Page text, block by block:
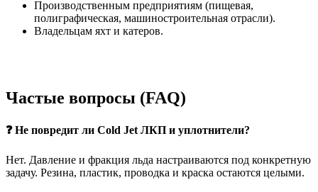
Производственным предприятиям (пищевая,
полиграфическая, машиностроительная отрасли).
Владельцам яхт и катеров.
Частые вопросы (FAQ)
❓ Не повредит ли Cold Jet ЛКП и уплотнители?
Нет. Давление и фракция льда настраиваются под конкретную
задачу. Резина, пластик, проводка и краска остаются целыми.